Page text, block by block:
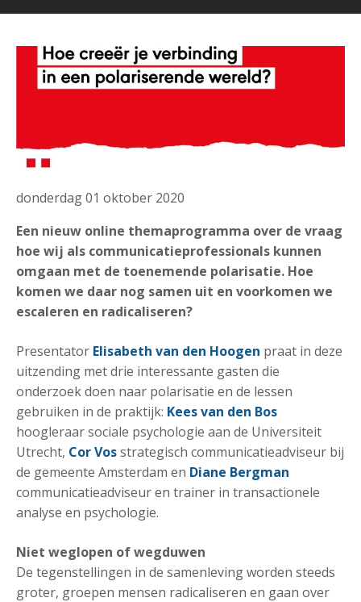
donderdag 01 oktober 2020
Een nieuw online themaprogramma over de vraag
hoe wij als communicatieprofessionals kunnen
omgaan met de toenemende polarisatie. Hoe
komen we daar nog samen uit en voorkomen we
escaleren en radicaliseren?
Presentator Elisabeth van den Hoogen praat in deze
uitzending met drie interessante gasten die
onderzoek doen naar polarisatie en de lessen
gebruiken in de praktijk: Kees van den Bos
hoogleraar sociale psychologie aan de Universiteit
Utrecht, Cor Vosstrategisch communicatieadviseur bij
de gemeente Amsterdam en Diane Bergman
communicatieadviseur en trainer in transactionele
analyse en psychologie.
Niet weglopen of wegduwen
De tegenstellingen in de samenleving worden steeds
groter, groepen mensen radicaliseren en gaan over